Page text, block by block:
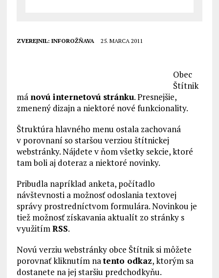
ZVEREJNIL: INFOROŽŇAVA 25. MARCA 2011
Obec
Štítnik
má novú internetovú stránku. Presnejšie,
zmenený dizajn a niektoré nové funkcionality.
Štruktúra hlavného menu ostala zachovaná
v porovnaní so staršou verziou štítnickej
webstránky. Nájdete v ňom všetky sekcie, ktoré
tam boli aj doteraz a niektoré novinky.
Pribudla napríklad anketa, počítadlo
návštevnosti a možnosť odoslania textovej
správy prostredníctvom formulára. Novinkou je
tiež možnosť získavania aktualít zo stránky s
využitímRSS.
Novú verziu webstránky obce Štítnik si môžete
porovnať kliknutím natento odkaz, ktorým sa
dostanete na jej staršiu predchodkyňu.